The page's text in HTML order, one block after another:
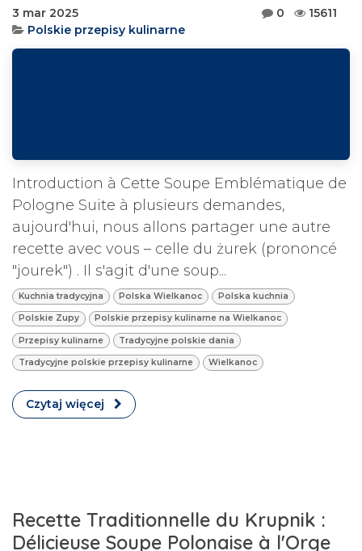
3 mar 2025 0
15611
Polskie przepisy kulinarne
Introduction à Cette Soupe Emblématique de
Pologne Suite à plusieurs demandes,
aujourd'hui, nous allons partager une autre
recette avec vous – celle du żurek (prononcé
"jourek") . Il s'agit d'une soup...
Kuchnia tradycyjna Polska Wielkanoc Polska kuchnia
Polskie Zupy Polskie przepisy kulinarne na Wielkanoc
Przepisy kulinarne Tradycyjne polskie dania
Tradycyjne polskie przepisy kulinarne Wielkanoc
Czytaj więcej
Recette Traditionnelle du Krupnik :
Délicieuse Soupe Polonaise à l'Orge